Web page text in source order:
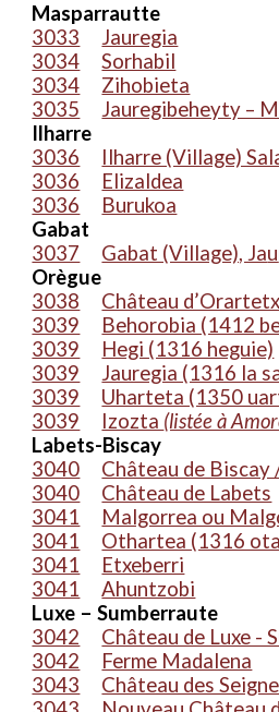
Masparrautte
3033
Jauregia
3034
Sorhabil
3034
Zihobieta
3035
Jauregibeheyty –
Ilharre
3036
Ilharre (Village)
3036
Elizaldea
3036
Burukoa
Gabat
3037
Gabat (Village), Jau
Orègue
3038
Château
3039
Behorobia (1412
3039
Hegi (1316 heguie)
3039
Jauregia (1316 la
3039
Uharteta (1350
3039
Izozta (listée à
Labets-Biscay
3040
Château de Biscay
3040
Château de Labets
3041
Malgorrea ou
3041
Othartea (1316
3041
Etxeberri
3041
Ahuntzobi
Luxe – Sumberraute
3042
Château de Luxe -
3042
Ferme Madalena
3043
Château des